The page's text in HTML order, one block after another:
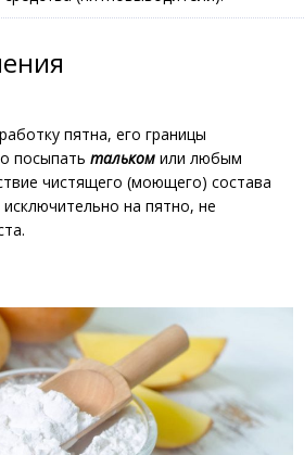
пятна, его границы
посыпать тальком или любым
чистящего (моющего) состава
на пятно, не